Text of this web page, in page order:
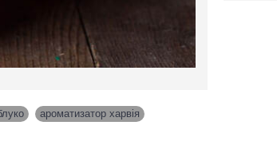
ароматизатор харвія